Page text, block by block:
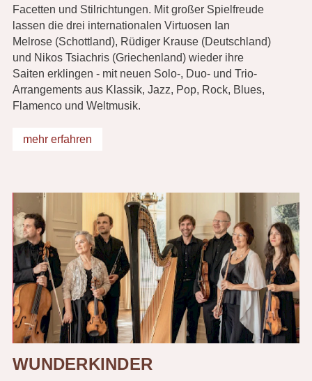
Facetten und Stilrichtungen. Mit großer Spielfreude
lassen die drei internationalen Virtuosen Ian
Melrose (Schottland), Rüdiger Krause (Deutschland)
und Nikos Tsiachris (Griechenland) wieder ihre
Saiten erklingen - mit neuen Solo-, Duo- und Trio-
Arrangements aus Klassik, Jazz, Pop, Rock, Blues,
Flamenco und Weltmusik.
mehr erfahren
WUNDERKINDER